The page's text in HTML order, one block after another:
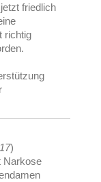
friedlich
richtig
)
Narkose